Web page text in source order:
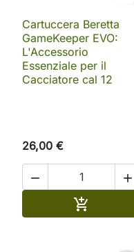
Cartuccera Beretta
GameKeeper EVO:
L'Accessorio
Essenziale per il
Cacciatore cal 12
26,00 €
 
